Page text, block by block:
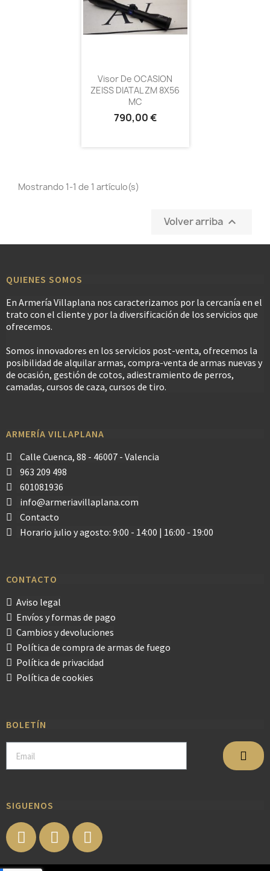
Visor De OCASION
ZEISS DIATAL ZM 8X56
MC
790,00 €
Mostrando 1-1 de 1 artículo(s)
Volver arriba 
QUIENES SOMOS
En Armería Villaplana nos caracterizamos por la cercanía en el
trato con el cliente y por la diversificación de los servicios que
ofrecemos.
Somos innovadores en los servicios post-venta, ofrecemos la
posibilidad de alquilar armas, compra-venta de armas nuevas y
de ocasión, gestión de cotos, adiestramiento de perros,
camadas, cursos de caza, cursos de tiro.
ARMERÍA VILLAPLANA
Calle Cuenca, 88 - 46007 - Valencia
963 209 498
601081936
info@armeriavillaplana.com
Contacto
Horario julio y agosto: 9:00 - 14:00 | 16:00 - 19:00
CONTACTO
Aviso legal
Envíos y formas de pago
Cambios y devoluciones
Política de compra de armas de fuego
Política de privacidad
Política de cookies
BOLETÍN
SIGUENOS